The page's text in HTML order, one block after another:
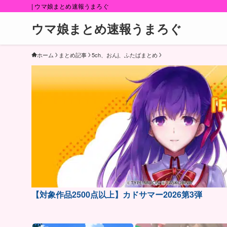
| ウマ娘まとめ速報うまろぐ
ウマ娘まとめ速報うまろぐ
ホーム まとめ記事 5ch、おんj、ふたばまとめ
【対象作品2500点以上】カドサマー2026第3弾